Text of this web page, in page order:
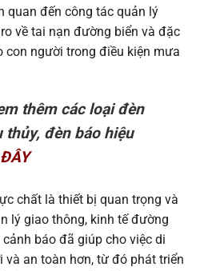
quan đến công tác quản lý
về tai nạn đường biển và đặc
con người trong điều kiện mưa
thêm các loại đèn
thủy, đèn báo hiệu
chất là thiết bị quan trọng và
lý giao thông, kinh tế đường
báo đã giúp cho việc di
và an toàn hơn, từ đó phát triển